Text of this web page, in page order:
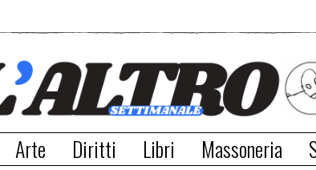
Arte Diritti Libri Massoneria